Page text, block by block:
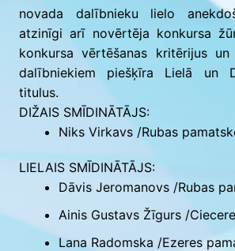
novada dalībnieku lielo
atzinīgi arī novērtēja konkursa
konkursa vērtēšanas kritērijus
dalībniekiem piešķīra Lielā un
titulus.
DIŽAIS SMĪDINĀTĀJS:
Niks Virkavs /Rubas
LIELAIS SMĪDINĀTĀJS:
Dāvis Jeromanovs /Rubas
Ainis Gustavs Žīgurs /
Lana Radomska /Ezeres